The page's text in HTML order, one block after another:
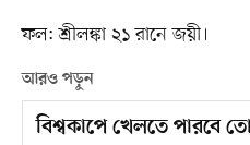
ফল: শ্রীলঙ্কা ২১ রানে জয়ী।
আরও পড়ুন
বিশ্বকাপে খেলতে পারবে